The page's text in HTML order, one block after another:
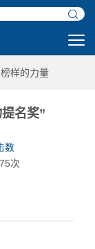
榜样的力量
名奖”
数
次